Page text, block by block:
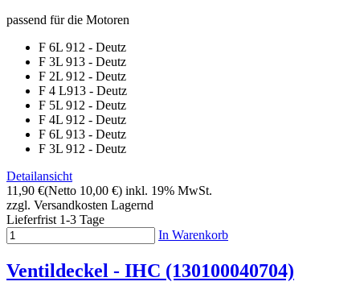
passend für die Motoren
F 6L 912 - Deutz
F 3L 913 - Deutz
F 2L 912 - Deutz
F 4 L913 - Deutz
F 5L 912 - Deutz
F 4L 912 - Deutz
F 6L 913 - Deutz
F 3L 912 - Deutz
Detailansicht
11,90 €(Netto 10,00 €) inkl. 19% MwSt.
zzgl. Versandkosten Lagernd
Lieferfrist 1-3 Tage
In Warenkorb
Ventildeckel - IHC (130100040704)